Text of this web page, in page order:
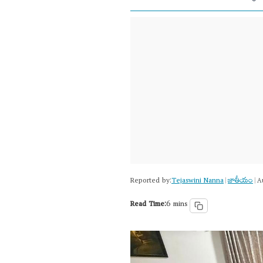
Reported by:Tejaswini Nanna|జాతీయం|
Read Time:6 mins